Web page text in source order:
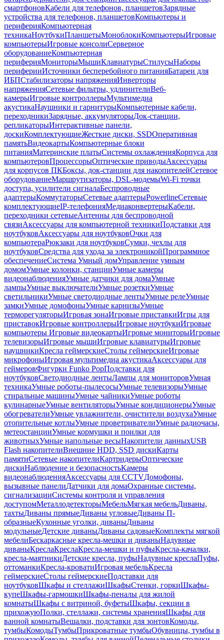
смартфоновКабели для телефонов, планшетовЗарядные
устройства для телефонов, планшетовКомпьютеры и
периферияКомпьютерная
техникаНоутбукиПланшетыМоноблокиКомпьютерыИгровые
компьютерыИгровые консолиСерверное
оборудованиеКомпьютерная
периферияМониторыМышиКлавиатурыСтилусыНаборы
периферииИсточники бесперебойного питанияБатареи для
ИБПСтабилизаторы напряженияИнверторы
напряженияСетевые фильтры, удлинителиВеб-
камерыИгровые контроллерыМультимедиа
акустикаНаушники и гарнитурыКомпьютерные кабели,
переходникиЗарядные, аккумуляторыДок-станции,
репликаторыИнтерактивные панели,
доскиКомплектующиеЖесткие диски, SSDОперативная
памятьВидеокартыКомпьютерные блоки
питанияМатеринские платыСистемы охлажденияКорпуса для
компьютеровПроцессорыОптические приводыАксессуары
для корпусов ПКБоксы, док-станции для накопителейСетевое
оборудованиеМаршрутизаторы, DSL-модемыWi-Fi точки
доступа, усилители сигналаБеспроводные
адаптерыКоммутаторыСетевые адаптерыPowerlineСетевые
комплектующиеIP-телефонияМедиаконвертерыКабели,
переходники сетевыеАнтенны для беспроводной
связиАксессуары для компьютерной техникиПодставки для
ноутбуковАксессуары для ноутбуковОчки для
компьютераРюкзаки для ноутбуковСумки, чехлы для
ноутбуковСредства для ухода за электроникойПрограммное
обеспечениеСистема Умный домУправление умным
домомУмные колонки, станцииУмные камеры
видеонаблюденияУмные датчики для домаУмные
лампыУмные выключателиУмные розеткиУмные
светильникиУмные светодиодные лентыУмные релеУмные
замкиУмные домофоныУмные карнизыУмные
терморегуляторыИгровая зонаИгровые приставкиИгры для
приставокИгровые контроллерыИгровые ноутбукиИгровые
компьютеры Игровые видеокартыИгровые мониторыИгровые
телевизорыИгровые мышиИгровые клавиатурыИгровые
наушникиКресла геймерскиеСтолы геймерскиеИгровые
микрофоныИгровая мультимедиа акустикаАксессуары для
геймеровФигурки Funko PopПодставки для
ноутбуковСветодиодные лентыЛампы для мониторовУмная
техникаУмные роботы-пылесосыУмные телевизорыУмные
стиральные машиныУмные чайникиУмные роботы
кулинарныеУмные вентиляторыУмные кондиционерыУмные
обогревателиУмные увлажнители, очистители воздухаУмные
отопительные котлыУмные проветривателиУмные радиочасы,
метеостанцииУмные кормушки и поилки для
животныхУмные напольные весыНакопители данныхUSB
Flash накопителиВнешние HDD, SSD дискиКарты
памятиСетевые накопителиКартридерыОптические
дискиНаблюдение и безопасностьКамеры
видеонаблюденияАксессуары для CCTVДомофоны,
вызывные панелиДатчики для домаОхранные системы,
сигнализацииСистемы контроля и управления
доступомМеталлодетекторыМебельМягкая мебельДиваны,
тахтыДиваны прямыеДиваны угловыеДиваны П-
образныеКухонные уголки, диваныДиваны
модульныеДетские диваныДиваны садовыеКомплекты мягкой
мебелиБескаркасные кресла-мешки и диваныНадувные
диваныКреслаКреслаКресла-мешки и пуфыКресла-качалки,
кресла-маятникиДетские кресла, пуфыНадувные креслаПуфы,
оттоманкиКресла-кроватиИгровая мебельКресла
геймерскиеСтолы геймерскиеПодставки для
ноутбуковШкафы и стеллажиШкафыСтенки, горкиШкафы-
купеШкафы-гармошкиШкафы-пеналы для жилой
комнатыШкафы с витриной, буфетыШкафы, секции в
прихожуюПолки, стеллажи, системы храненияШкафы для
ванной комнатыВешалки, подставки для зонтовКомоды,
тумбыКомодыТумбыПрикроватные тумбыОбувницы, тумбы в